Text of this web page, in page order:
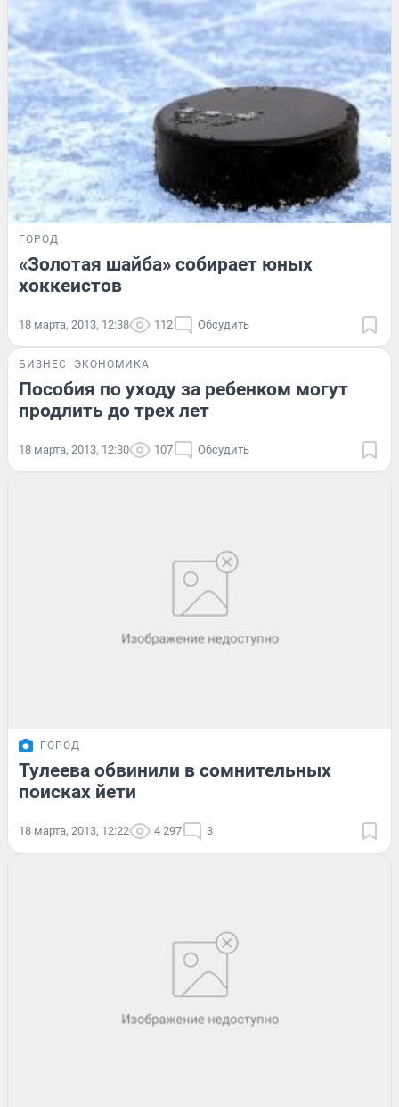
ГОРОД
«Золотая шайба» собирает юных
хоккеистов
18 марта, 2013, 12:38 112 Обсудить
БИЗНЕС ЭКОНОМИКА
Пособия по уходу за ребенком могут
продлить до трех лет
18 марта, 2013, 12:30 107 Обсудить
ГОРОД
Тулеева обвинили в сомнительных
поисках йети
18 марта, 2013, 12:22 4 297 3